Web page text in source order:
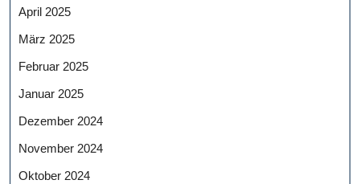
April 2025
März 2025
Februar 2025
Januar 2025
Dezember 2024
November 2024
Oktober 2024